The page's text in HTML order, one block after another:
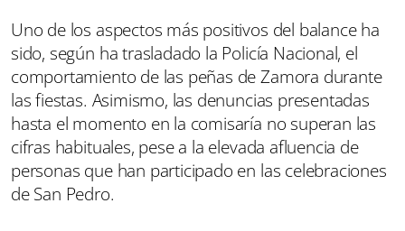
Uno de los aspectos más positivos del balance ha
sido, según ha trasladado la Policía Nacional, el
comportamiento de las peñas de Zamora durante
las fiestas. Asimismo, las denuncias presentadas
hasta el momento en la comisaría no superan las
cifras habituales, pese a la elevada afluencia de
personas que han participado en las celebraciones
de San Pedro.